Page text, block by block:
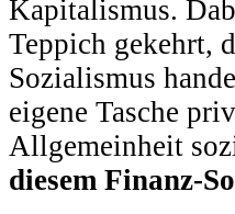
Kapitalismus.
Teppich gekehrt,
Sozialismus
eigene Tasche
Allgemeinheit
diesem Finanz-